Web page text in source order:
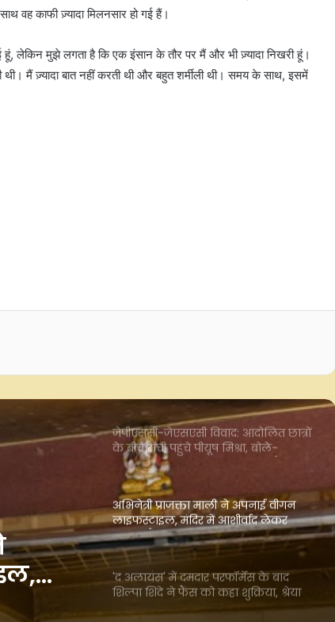
वह काफी ज़्यादा मिलनसार हो गई हैं।
लेकिन मुझे लगता है कि एक इंसान के तौर पर मैं और भी ज़्यादा निखरी हूं।
मैं ज़्यादा बात नहीं करती थी और बहुत शर्मीली थी। समय के साथ, इसमें
को
पर
बनें तो कई समस्याएं खत्म हो जाएंगी: असित
मेरी सफलता का श्रेय पति करण को जाता है,
हर कदम पर दिया साथ: सुरभि चंदना
के बीच रांची पहुंचे पीयूष मिश्रा, बोले-
अभिनेत्री प्राजक्ता माली ने अपनाई वीगन
लाइफस्टाइल, मंदिर में आशीर्वाद लेकर
सुनाया फैसला
'द अलायंस' में दमदार परफॉर्मेंस के बाद
शिल्पा शिंदे ने फैंस को कहा शुक्रिया, श्रेया
की जीत पर जताई खुशी
सामंथा रुथ प्रभु ने फैंस के साथ शेयर की
मैटरनिटी मोमेंट्स की तस्वीरें, लिखा खास